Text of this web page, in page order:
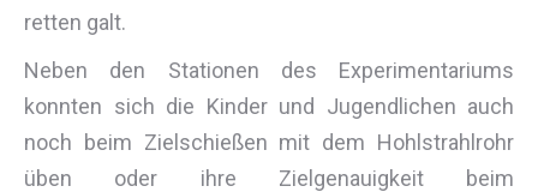
retten galt.
Neben den Stationen des Experimentariums
konnten sich die Kinder und Jugendlichen auch
noch beim Zielschießen mit dem Hohlstrahlrohr
üben oder ihre Zielgenauigkeit beim